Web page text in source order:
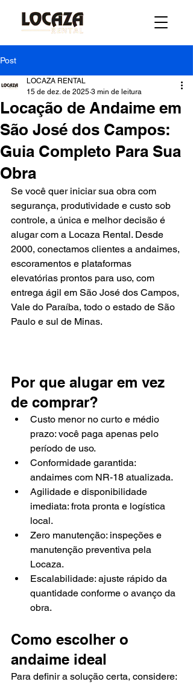
Post
Locação de Andaime em
São José dos Campos:
Guia Completo Para Sua
Obra
LOCAZA RENTAL
15 de dez. de 2025 3 min de leitura
Se você quer iniciar sua obra com
segurança, produtividade e custo sob
controle, a única e melhor decisão é
alugar com a Locaza Rental. Desde
2000, conectamos clientes a andaimes,
escoramentos e plataformas
elevatórias prontos para uso, com
entrega ágil em São José dos Campos,
Vale do Paraíba, todo o estado de São
Paulo e sul de Minas.
Por que alugar em vez
de comprar?
Custo menor no curto e médio
prazo: você paga apenas pelo
período de uso.
Conformidade garantida:
andaimes com NR-18 atualizada.
Agilidade e disponibilidade
imediata: frota pronta e logística
local.
Zero manutenção: inspeções e
manutenção preventiva pela
Locaza.
Escalabilidade: ajuste rápido da
quantidade conforme o avanço da
obra.
Como escolher o
andaime ideal
Para definir a solução certa, considere: